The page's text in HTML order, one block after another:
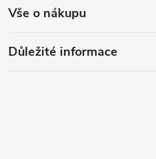
Vše o nákupu
Důležité informace